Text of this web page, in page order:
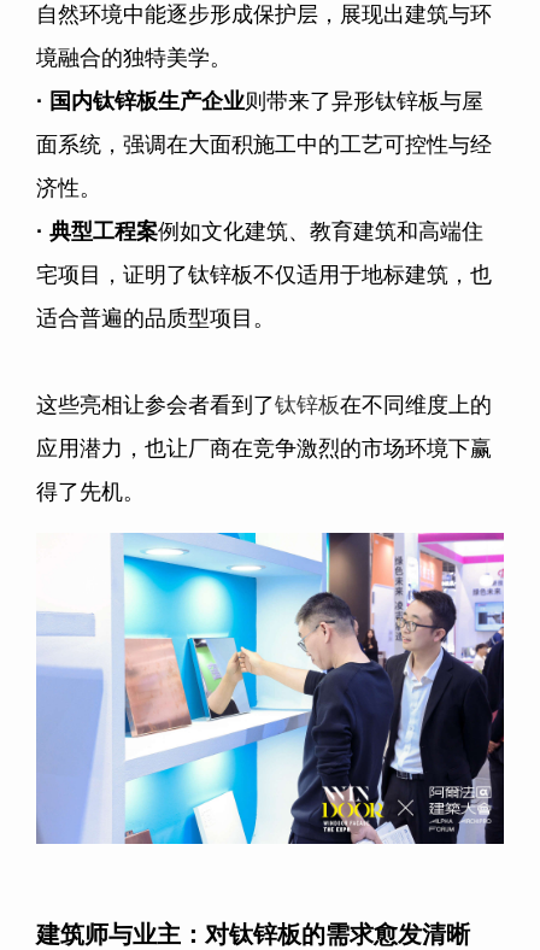
自然环境中能逐步形成保护层，展现出建筑与环
境融合的独特美学。
· 国内钛锌板生产企业则带来了异形钛锌板与屋
面系统，强调在大面积施工中的工艺可控性与经
济性。
· 典型工程案例如文化建筑、教育建筑和高端住
宅项目，证明了钛锌板不仅适用于地标建筑，也
适合普遍的品质型项目。
这些亮相让参会者看到了钛锌板在不同维度上的
应用潜力，也让厂商在竞争激烈的市场环境下赢
得了先机。
建筑师与业主：对钛锌板的需求愈发清晰